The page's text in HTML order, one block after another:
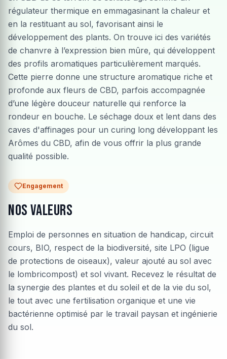
régulateur thermique en emmagasinant la chaleur et
en la restituant au sol, favorisant ainsi le
développement des plants. On trouve ici des variétés
de chanvre à l’expression bien mûre, qui développent
des profils aromatiques particulièrement marqués.
Cette pierre donne une structure aromatique riche et
profonde aux fleurs de CBD, parfois accompagnée
d’une légère douceur naturelle qui renforce la
rondeur en bouche. Le séchage doux et lent dans des
caves d'affinages pour un curing long développant les
Arômes du CBD, afin de vous offrir la plus grande
qualité possible.
Engagement
Nos valeurs
Emploi de personnes en situation de handicap, circuit
cours, BIO, respect de la biodiversité, site LPO (ligue
de protections de oiseaux), valeur ajouté au sol avec
le lombricompost) et sol vivant. Recevez le résultat de
la synergie des plantes et du soleil et de la vie du sol,
le tout avec une fertilisation organique et une vie
bactérienne optimisé par le travail paysan et ingénierie
du sol.